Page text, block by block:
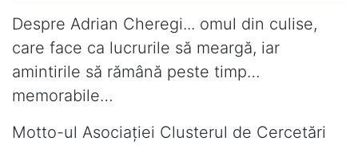
Despre Adrian Cheregi... omul din culise,
care face ca lucrurile să meargă, iar
amintirile să rămână peste timp…
memorabile…
Motto-ul Asociaţiei Clusterul de Cercetări